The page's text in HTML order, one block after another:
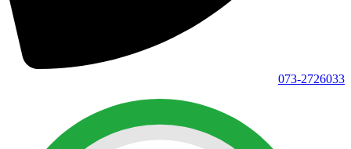
073-2726033